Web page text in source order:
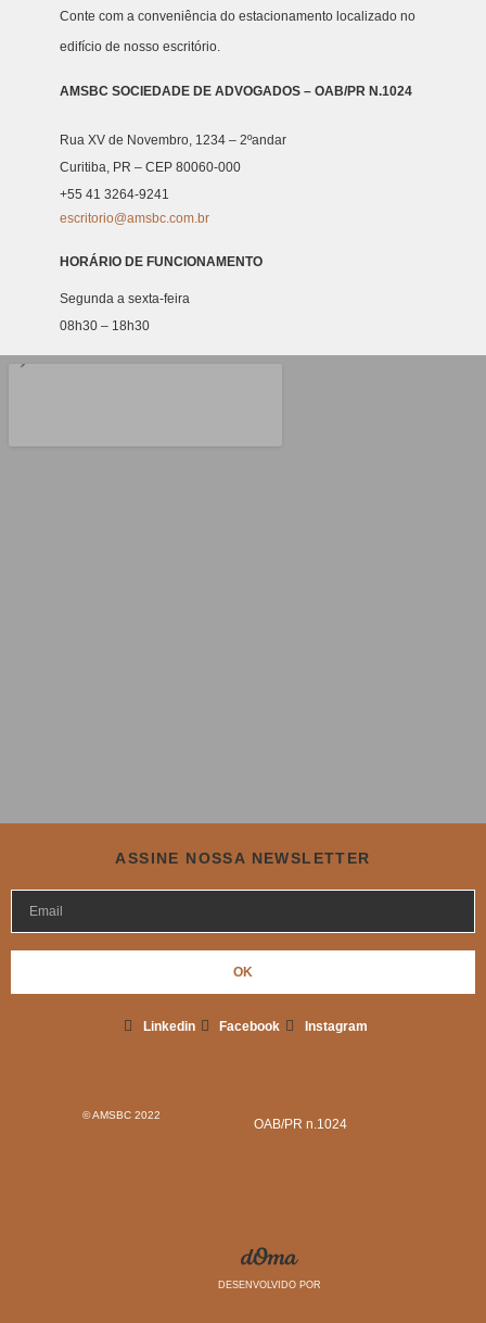
Conte com a conveniência do estacionamento localizado no
edifício de nosso escritório.
AMSBC SOCIEDADE DE ADVOGADOS – OAB/PR N.1024
Rua XV de Novembro, 1234 – 2ºandar
Curitiba, PR – CEP 80060-000
+55 41 3264-9241
escritorio@amsbc.com.br
HORÁRIO DE FUNCIONAMENTO
Segunda a sexta-feira
08h30 – 18h30
ASSINE NOSSA NEWSLETTER
OK
Linkedin Facebook Instagram
© AMSBC 2022
OAB/PR n.1024
DESENVOLVIDO POR